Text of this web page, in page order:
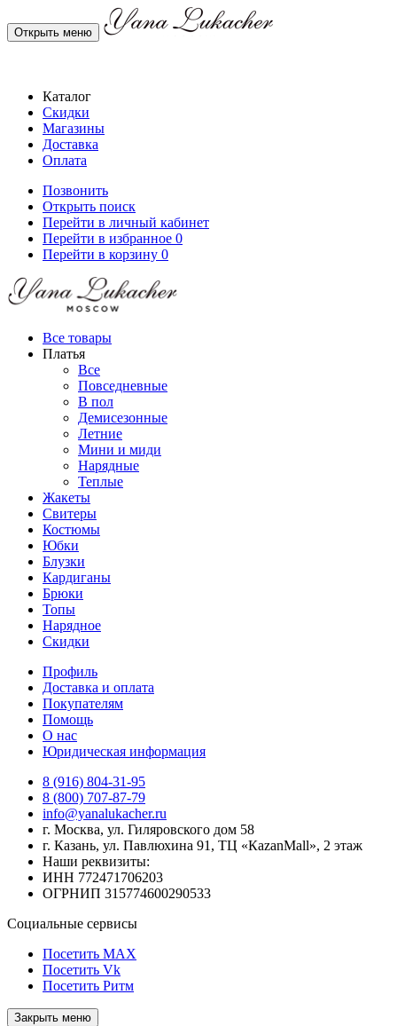
Открыть меню
Каталог
Скидки
Магазины
Доставка
Оплата
Позвонить
Открыть поиск
Перейти в личный кабинет
Перейти в избранное 0
Перейти в корзину 0
Все товары
Платья
Все
Повседневные
В пол
Демисезонные
Летние
Мини и миди
Нарядные
Теплые
Жакеты
Свитеры
Костюмы
Юбки
Блузки
Кардиганы
Брюки
Топы
Нарядное
Скидки
Профиль
Доставка и оплата
Покупателям
Помощь
О нас
Юридическая информация
8 (916) 804-31-95
8 (800) 707-87-79
info@yanalukacher.ru
г. Москва, ул. Гиляровского дом 58
г. Казань, ул. Павлюхина 91, ТЦ «КazanMall», 2 этаж
Наши реквизиты:
ИНН 772471706203
ОГРНИП 315774600290533
Социальные сервисы
Посетить MAX
Посетить Vk
Посетить Ритм
Закрыть меню